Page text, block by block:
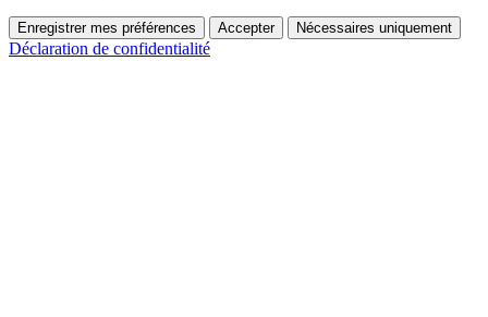
Enregistrer mes préférences Accepter Nécessaires uniquement
Déclaration de confidentialité